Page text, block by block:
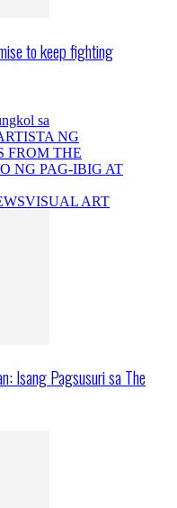
to keep fighting
sa
NG
FROM THE
NG PAG-IBIG AT
VISUAL ART
Isang Pagsusuri sa The